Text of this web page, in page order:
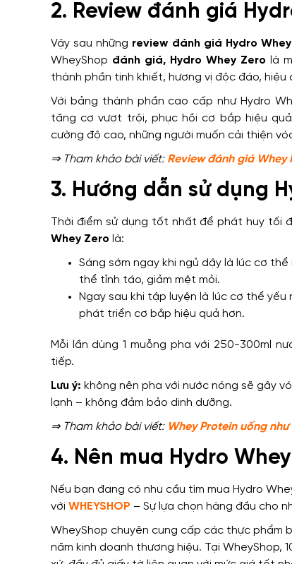
2. Review đánh giá
Vậy sau những review đánh giá Hydro
WheyShop đánh giá, Hydro Whey Zero là
thành phần tinh khiết, hương vị độc đáo, hiệu
Với bảng thành phần cao cấp như Hydro
tăng cơ vượt trội, phục hồi cơ bắp hiệu
cường độ cao, những người muốn cải thiện
⇒ Tham khảo bài viết: Review đánh giá Whey
3. Hướng dẫn sử dụng
Thời điểm sử dụng tốt nhất để phát huy tối
Whey Zero là:
Sáng sớm ngay khi ngủ dậy là lúc cơ
thể tỉnh táo, giảm mệt mỏi.
Ngay sau khi tập luyện là lúc cơ thể
phát triển cơ bắp hiệu quả hơn.
Mỗi lần dùng 1 muỗng pha với 250-300ml
tiếp.
Lưu ý: không nên pha với nước nóng sẽ gây
lạnh – không đảm bảo dinh dưỡng.
⇒ Tham khảo bài viết: Whey Protein uống
4. Nên mua Hydro
Nếu bạn đang có nhu cầu tìm mua Hydro
với WHEYSHOP – Sự lựa chọn hàng đầu cho
WheyShop chuyên cung cấp các thực phẩm
năm kinh doanh thương hiệu. Tại WheyShop,